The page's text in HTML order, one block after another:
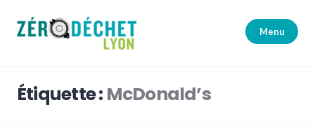
contenu
Menu
Étiquette : McDonald’s